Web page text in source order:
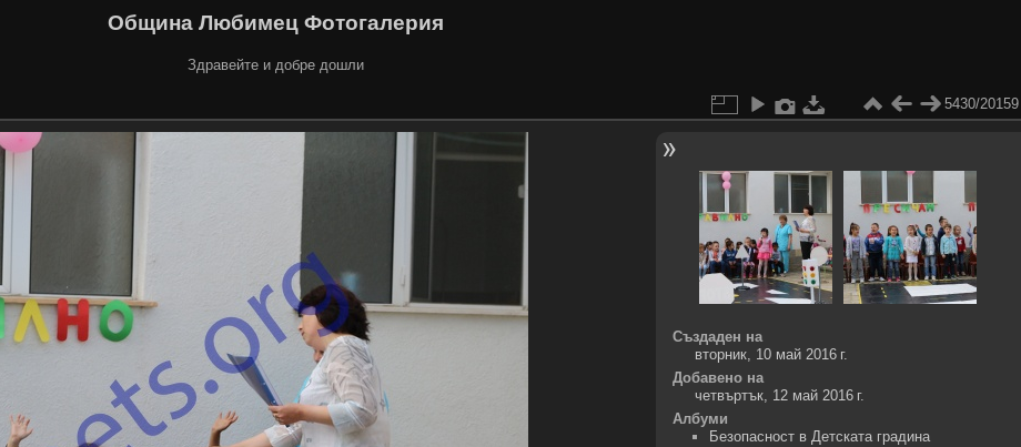
Община Любимец Фотогалерия
Здравейте и добре дошли
5430/20159
Създаден на
вторник, 10 май 2016 г.
Добавено на
четвъртък, 12 май 2016 г.
Албуми
Безопасност в Детската градина